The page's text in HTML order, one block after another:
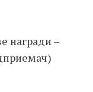
награди –